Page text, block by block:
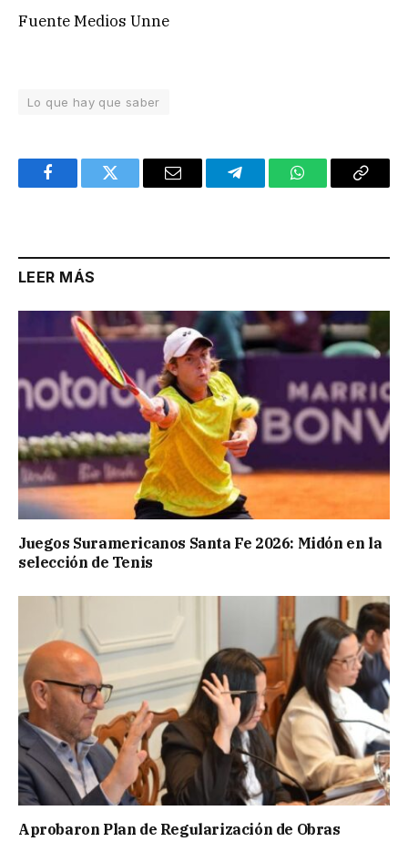
Fuente Medios Unne
Lo que hay que saber
FacebookTwitter Email TelegramWhatsAppCopy
LEER MÁS
Juegos Suramericanos Santa Fe 2026: Midón en la
selección de Tenis
Aprobaron Plan de Regularización de Obras